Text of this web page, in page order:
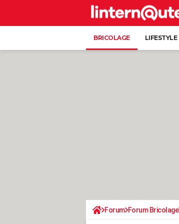
BRICOLAGE LIFESTYLE
Forum Forum Bricolage